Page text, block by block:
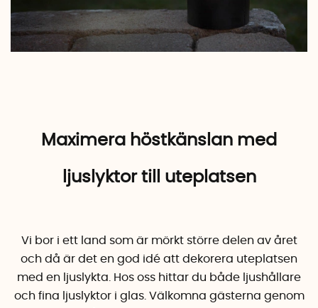
Maximera höstkänslan med
ljuslyktor till uteplatsen
Vi bor i ett land som är mörkt större delen av året
och då är det en god idé att dekorera uteplatsen
med en ljuslykta. Hos oss hittar du både ljushållare
och fina ljuslyktor i glas. Välkomna gästerna genom